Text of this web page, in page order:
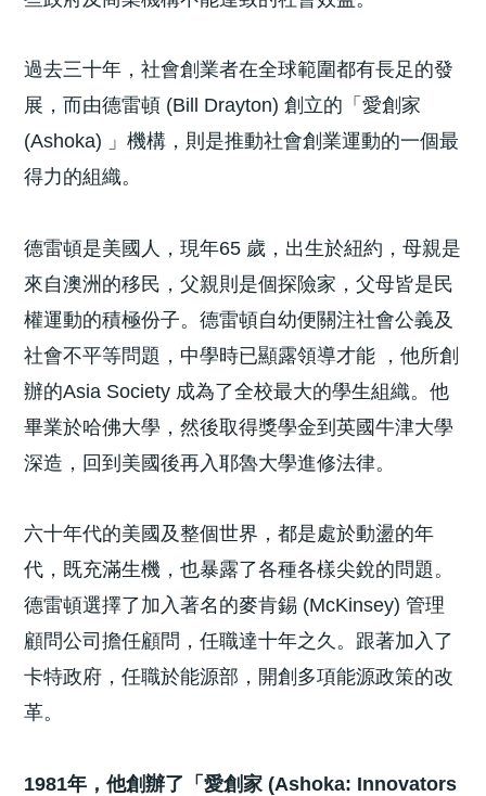
過去三十年，社會創業者在全球範圍都有長足的發
展，而由德雷頓 (Bill Drayton) 創立的「愛創家
(Ashoka) 」機構，則是推動社會創業運動的一個最
得力的組織。
德雷頓是美國人，現年65 歲，出生於紐約，母親是
來自澳洲的移民，父親則是個探險家，父母皆是民
權運動的積極份子。德雷頓自幼便關注社會公義及
社會不平等問題，中學時已顯露領導才能 ，他所創
辦的Asia Society 成為了全校最大的學生組織。他
畢業於哈佛大學，然後取得獎學金到英國牛津大學
深造，回到美國後再入耶魯大學進修法律。
六十年代的美國及整個世界，都是處於動盪的年
代，既充滿生機，也暴露了各種各樣尖銳的問題。
德雷頓選擇了加入著名的麥肯錫 (McKinsey) 管理
顧問公司擔任顧問，任職達十年之久。跟著加入了
卡特政府，任職於能源部，開創多項能源政策的改
革。
1981年，他創辦了「愛創家 (Ashoka: Innovators